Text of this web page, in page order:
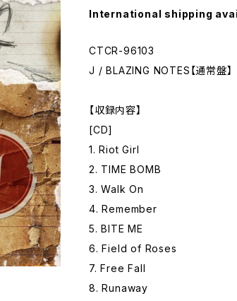
International shipping
CTCR-96103
J / BLAZING NOTES【通常盤】
【収録内容】
[CD]
1. Riot Girl
2. TIME BOMB
3. Walk On
4. Remember
5. BITE ME
6. Field of Roses
7. Free Fall
8. Runaway